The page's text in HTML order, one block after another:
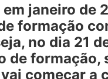
janeiro de
formação
no dia 21
de formação,
começar a